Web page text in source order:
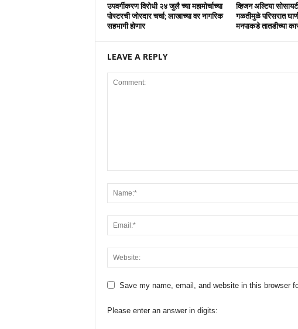
उपवर्गीकरण विरोधी २४ जुलै च्या महामोर्चाच्या
पोस्टरची जोरदार चर्चा; लाखाच्या वर नागरिक
सहभागी होणार
व्हिजन अल्टिया
गळतीमुळे परिसरात
मनपाकडे तातडीच्या
LEAVE A REPLY
Save my name, email, and website in this browser
Please enter an answer in digits: